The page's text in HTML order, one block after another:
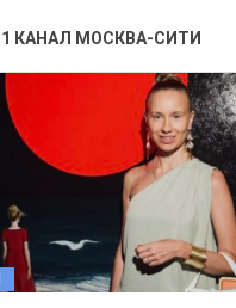
1 КАНАЛ МОСКВА-СИТИ